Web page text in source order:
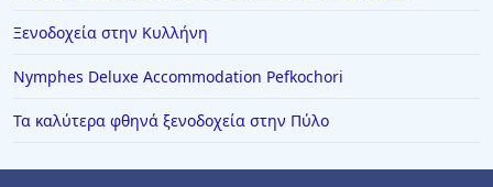
Ξενοδοχεία στην Κυλλήνη
Nymphes Deluxe Accommodation Pefkochori
Τα καλύτερα φθηνά ξενοδοχεία στην Πύλο